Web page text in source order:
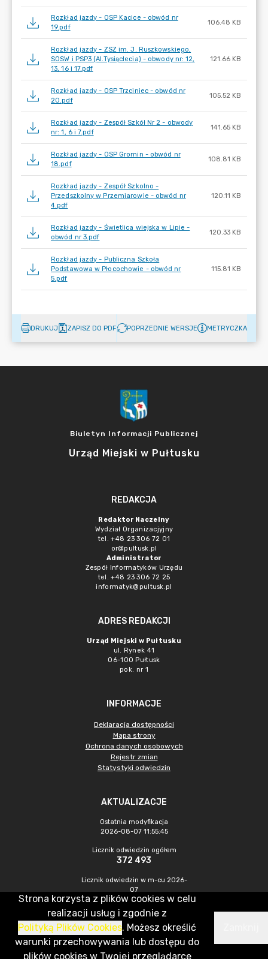
Rozkład jazdy - OSP Kacice - obwód nr
19.pdf
106.48 KB
Rozkład jazdy - ZSZ im. J. Ruszkowskiego,
SOSW i PSP3 (Al.Tysiąclecia) - obwody nr: 12,
13, 16 i 17.pdf
121.66 KB
Rozkład jazdy - OSP Trzciniec - obwód nr
20.pdf
105.52 KB
Rozkład jazdy - Zespół Szkół Nr 2 - obwody
nr: 1, 6 i 7.pdf
141.65 KB
Rozkład jazdy - OSP Gromin - obwód nr
18.pdf
108.81 KB
Rozkład jazdy - Zespół Szkolno -
Przedszkolny w Przemiarowie - obwód nr
4.pdf
120.11 KB
Rozkład jazdy - Świetlica wiejska w Lipie -
obwód nr 3.pdf
120.33 KB
Rozkład jazdy - Publiczna Szkoła
Podstawowa w Płocochowie - obwód nr
5.pdf
115.81 KB
DRUKUJ ZAPISZ DO PDF POPRZEDNIE WERSJE METRYCZKA
Biuletyn Informacji Publicznej
Urząd Miejski w Pułtusku
REDAKCJA
Redaktor Naczelny
Wydział Organizacjyjny
tel. +48 23 306 72 01
or@pultusk.pl
Administrator
Zespół Informatyków Urzędu
tel. +48 23 306 72 25
informatyk@pultusk.pl
ADRES REDAKCJI
Urząd Miejski w Pułtusku
ul. Rynek 41
06-100 Pułtusk
pok. nr 1
INFORMACJE
Deklaracja dostępności
Mapa strony
Ochrona danych osobowych
Rejestr zmian
Statystyki odwiedzin
AKTUALIZACJE
Ostatnia modyfikacja
2026-08-07 11:55:45
Licznik odwiedzin ogółem
372 493
Licznik odwiedzin w m-cu 2026-
07
1 197
CMS & Hosting: Nefeni Sp. z o.o.
Strona korzysta z plików cookies w celu
realizacji usług i zgodnie z
Polityką Plików Cookies. Możesz określić
warunki przechowywania lub dostępu do
plików cookies w Twojej przeglądarce